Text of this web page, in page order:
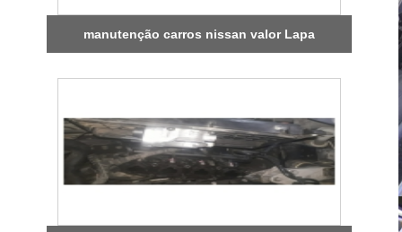
manutenção carros nissan valor Lapa